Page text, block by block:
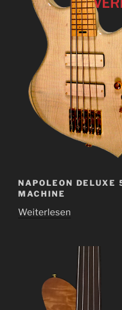
NAPOLEON DELUXE
MACHINE
Weiterlesen